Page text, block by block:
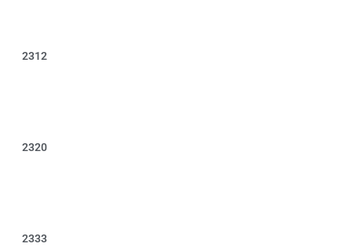
2312
2320
2333